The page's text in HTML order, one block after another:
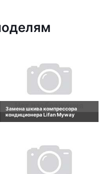
Замена шкива компрессора
кондиционера Lifan Myway